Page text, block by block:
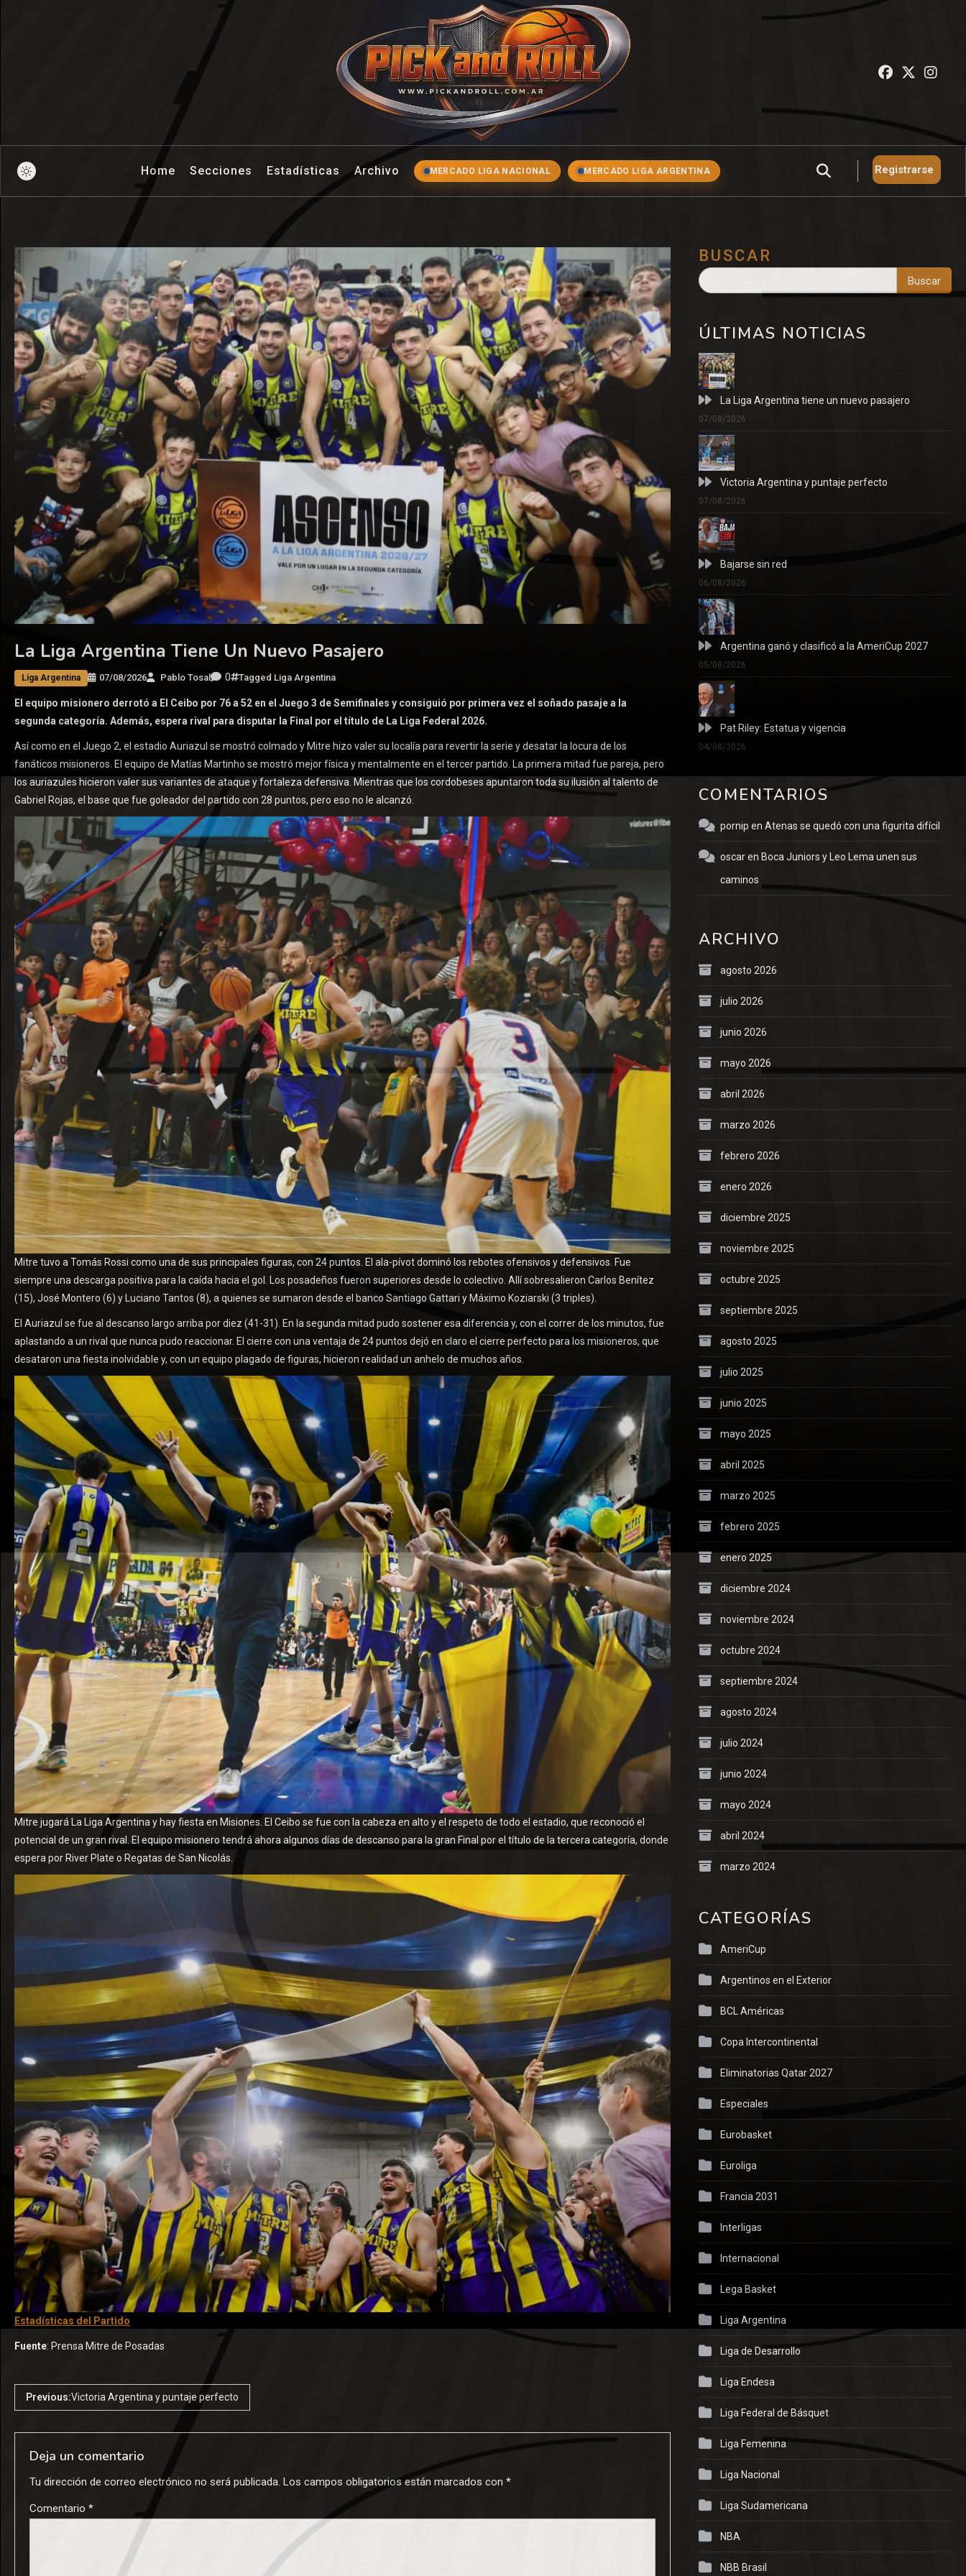
Pick And Roll
Home Secciones Estadísticas Archivo MERCADO LIGA NACIONAL MERCADO LIGA ARGENTINA Registrarse
La Liga Argentina Tiene Un Nuevo Pasajero
Liga Argentina 07/08/2026 Pablo Tosal 0 Tagged Liga Argentina
El equipo misionero derrotó a El Ceibo por 76 a 52 en el Juego 3 de Semifinales y consiguió por primera vez el soñado pasaje a la
segunda categoría. Además, espera rival para disputar la Final por el título de La Liga Federal 2026.
Así como en el Juego 2, el estadio Auriazul se mostró colmado y Mitre hizo valer su localía para revertir la serie y desatar la locura de los
fanáticos misioneros. El equipo de Matías Martinho se mostró mejor física y mentalmente en el tercer partido. La primera mitad fue pareja, pero
los auriazules hicieron valer sus variantes de ataque y fortaleza defensiva. Mientras que los cordobeses apuntaron toda su ilusión al talento de
Gabriel Rojas, el base que fue goleador del partido con 28 puntos, pero eso no le alcanzó.
Mitre tuvo a Tomás Rossi como una de sus principales figuras, con 24 puntos. El ala-pívot dominó los rebotes ofensivos y defensivos. Fue
siempre una descarga positiva para la caída hacia el gol. Los posadeños fueron superiores desde lo colectivo. Allí sobresalieron Carlos Benítez
(15), José Montero (6) y Luciano Tantos (8), a quienes se sumaron desde el banco Santiago Gattari y Máximo Koziarski (3 triples).
El Auriazul se fue al descanso largo arriba por diez (41-31). En la segunda mitad pudo sostener esa diferencia y, con el correr de los minutos, fue
aplastando a un rival que nunca pudo reaccionar. El cierre con una ventaja de 24 puntos dejó en claro el cierre perfecto para los misioneros, que
desataron una fiesta inolvidable y, con un equipo plagado de figuras, hicieron realidad un anhelo de muchos años.
Mitre jugará La Liga Argentina y hay fiesta en Misiones. El Ceibo se fue con la cabeza en alto y el respeto de todo el estadio, que reconoció el
potencial de un gran rival. El equipo misionero tendrá ahora algunos días de descanso para la gran Final por el título de la tercera categoría, donde
espera por River Plate o Regatas de San Nicolás.
Estadísticas del Partido
Fuente: Prensa Mitre de Posadas
Previous:Victoria Argentina y puntaje perfecto
Deja un comentario
Tu dirección de correo electrónico no será publicada. Los campos obligatorios están marcados con *
Comentario *
BUSCAR
Buscar
ÚLTIMAS NOTICIAS
La Liga Argentina tiene un nuevo pasajero
07/08/2026
Victoria Argentina y puntaje perfecto
07/08/2026
Bajarse sin red
06/08/2026
Argentina ganó y clasificó a la AmeriCup 2027
05/08/2026
Pat Riley: Estatua y vigencia
04/08/2026
COMENTARIOS
pornip en Atenas se quedó con una figurita difícil
oscaren Boca Juniors y Leo Lema unen sus
caminos
ARCHIVO
agosto 2026
julio 2026
junio 2026
mayo 2026
abril 2026
marzo 2026
febrero 2026
enero 2026
diciembre 2025
noviembre 2025
octubre 2025
septiembre 2025
agosto 2025
julio 2025
junio 2025
mayo 2025
abril 2025
marzo 2025
febrero 2025
enero 2025
diciembre 2024
noviembre 2024
octubre 2024
septiembre 2024
agosto 2024
julio 2024
junio 2024
mayo 2024
abril 2024
marzo 2024
CATEGORÍAS
AmeriCup
Argentinos en el Exterior
BCL Américas
Copa Intercontinental
Eliminatorias Qatar 2027
Especiales
Eurobasket
Euroliga
Francia 2031
Interligas
Internacional
Lega Basket
Liga Argentina
Liga de Desarrollo
Liga Endesa
Liga Federal de Básquet
Liga Femenina
Liga Nacional
Liga Sudamericana
NBA
NBB Brasil